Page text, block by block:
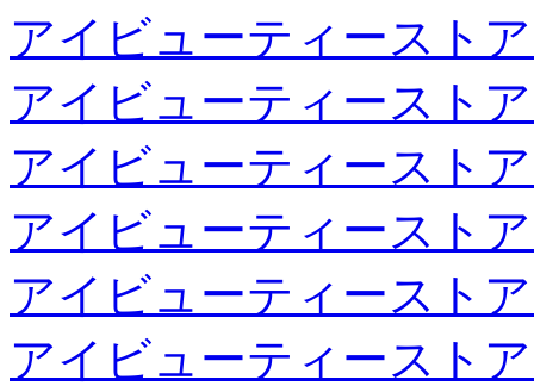
アイビューティースト
アイビューティースト
アイビューティースト
アイビューティースト
アイビューティースト
アイビューティースト